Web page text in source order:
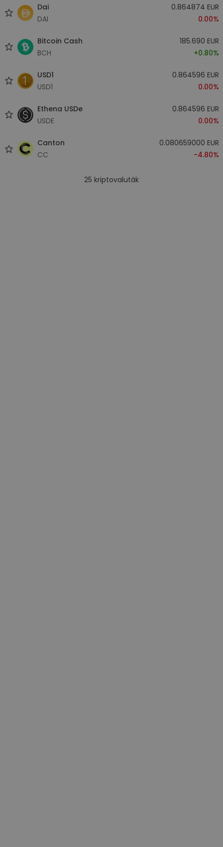
Dai
DAI
0.864874 EUR
0.00%
Bitcoin Cash
BCH
185.690 EUR
+0.80%
USD1
USD1
0.864596 EUR
0.00%
Ethena USDe
USDE
0.864596 EUR
0.00%
Canton
CC
0.080659000 EUR
-4.80%
25 kriptovaluták